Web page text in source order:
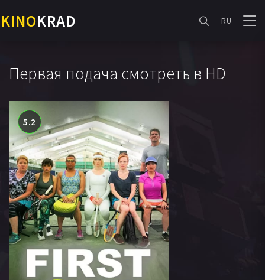
KINOKRAD RU
Первая подача смотреть в HD
5.2